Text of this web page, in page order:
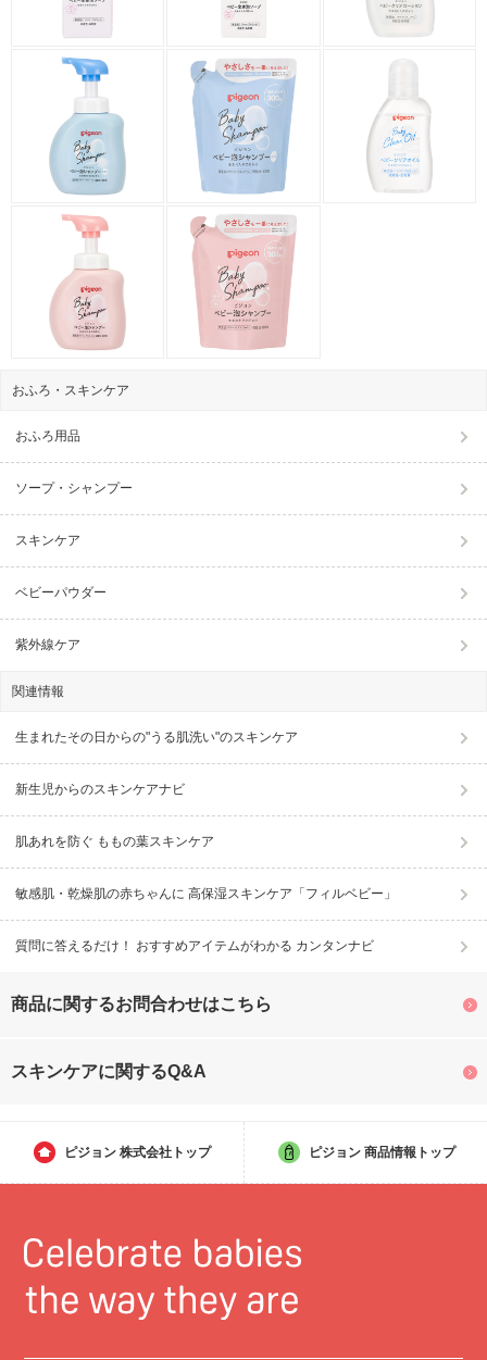
おふろ・スキンケア
おふろ用品
ソープ・シャンプー
スキンケア
ベビーパウダー
紫外線ケア
関連情報
生まれたその日からの"うる肌洗い"のスキンケア
新生児からのスキンケアナビ
肌あれを防ぐ ももの葉スキンケア
敏感肌・乾燥肌の赤ちゃんに 高保湿スキンケア「フィルベビー」
質問に答えるだけ！ おすすめアイテムがわかる カンタンナビ
商品に関するお問合わせはこちら
スキンケアに関するQ&A
ピジョン 株式会社トップ ピジョン 商品情報トップ